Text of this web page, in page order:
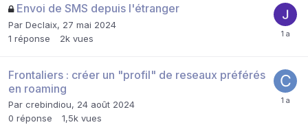
Envoi de SMS depuis l'étranger
Par Declaix, 27 mai 2024
1 réponse 2k vues
Frontaliers : créer un "profil" de reseaux préférés
en roaming
Par crebindiou, 24 août 2024
0 réponse 1,5k vues